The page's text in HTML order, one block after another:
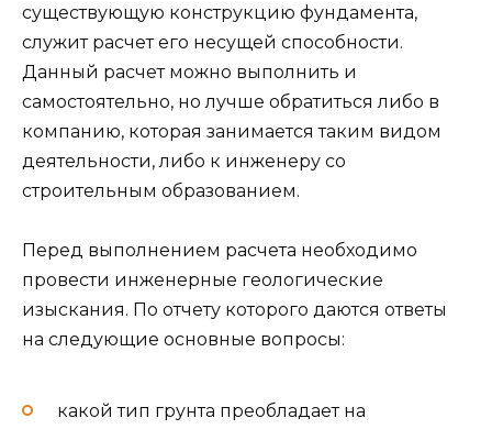
существующую конструкцию фундамента,
служит расчет его несущей способности.
Данный расчет можно выполнить и
самостоятельно, но лучше обратиться либо в
компанию, которая занимается таким видом
деятельности, либо к инженеру со
строительным образованием.
Перед выполнением расчета необходимо
провести инженерные геологические
изыскания. По отчету которого даются ответы
на следующие основные вопросы:
какой тип грунта преобладает на